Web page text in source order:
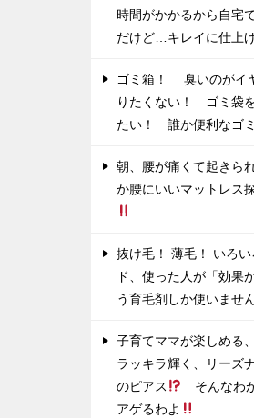
時間がかかるから自宅
だけど…キレイに仕上
ゴミ箱！ 臭いのがイ
りたくない！ ゴミ袋
たい！ 誰か便利なゴ
朝、腰が痛くて起きら
か腰にいいマットレス
抜け毛！ 薄毛！ いろ
ド、使った人が「効果
う育毛剤しか使いませ
子育てママが楽しめる
ラッキラ輝く、リーズ
のピアス
そんなわ
アゲるわよ